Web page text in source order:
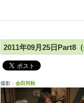
2011年09月25日Part8
撮影： 会田邦秋